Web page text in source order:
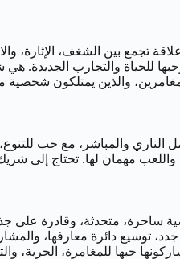
للحياة والتجارب الجديدة.
والذين يمتلكون
مهمان لها. تحتاج إلى
توسيع دائرة معارفها،
حبها للمغامرة، الحرية،